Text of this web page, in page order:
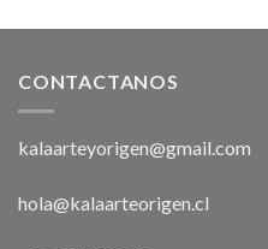
CONTACTANOS
kalaarteyorigen@gmail.com
hola@kalaarteorigen.cl